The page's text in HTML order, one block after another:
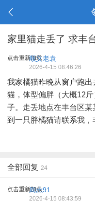
家里猫走丢了 求丰
点击重新加载顺义老袁
2026-4-15 08:46:26
我家橘猫昨晚从窗户跑
猫，体型偏胖（大概12
子。走丢地点在丰台区
到一只胖橘猫请联系我，
全部回复 24
点击重新加载
周志91
2026-4-15 08:43:59